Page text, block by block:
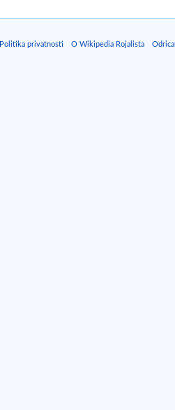
Politika privatnosti O Wikipedia Rojalista